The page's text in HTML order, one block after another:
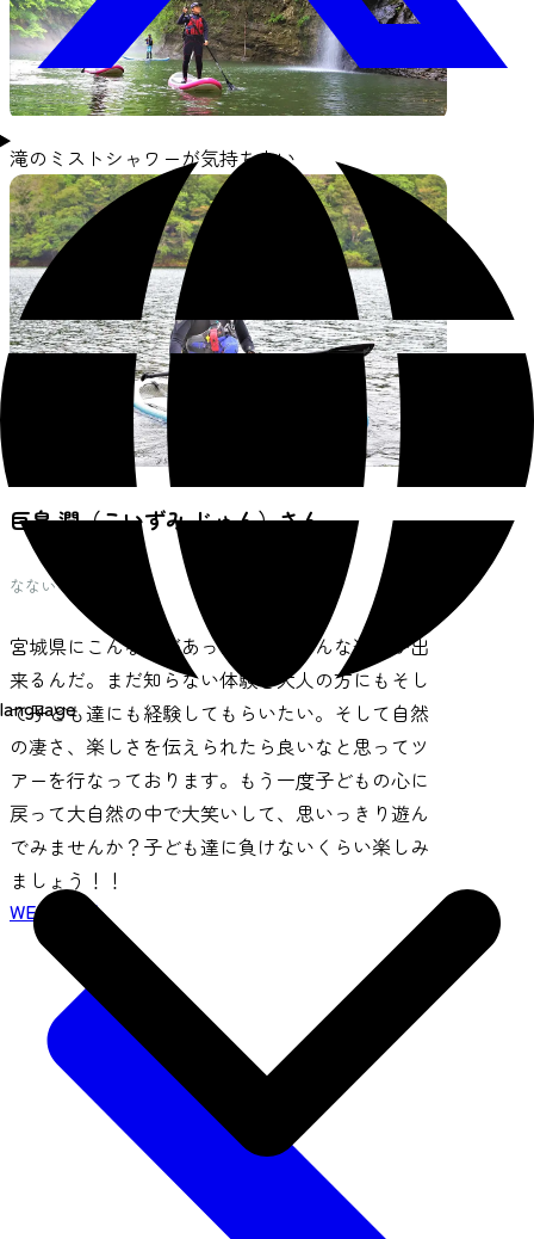
language
滝のミストシャワーが気持ち良い
巨泉 潤（こいずみ じゅん）さん
なないろアウトドア
宮城県にこんな所があったんだ、こんな遊びが出
来るんだ。まだ知らない体験を大人の方にもそし
て子ども達にも経験してもらいたい。そして自然
の凄さ、楽しさを伝えられたら良いなと思ってツ
アーを行なっております。もう一度子どもの心に
戻って大自然の中で大笑いして、思いっきり遊ん
でみませんか？子ども達に負けないくらい楽しみ
ましょう！！
WEBサイト